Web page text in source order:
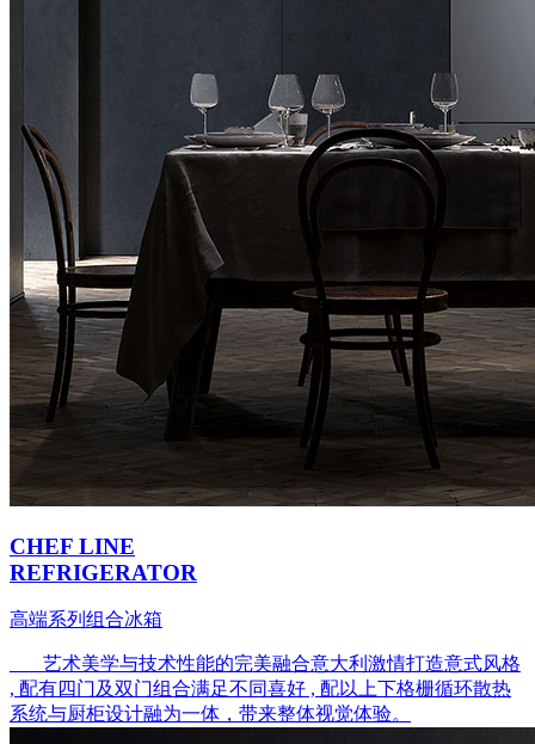
CHEF LINE
REFRIGERATOR
高端系列组合冰箱
艺术美学与技术性能的完美融合意大利激情打造意式风格
, 配有四门及双门组合满足不同喜好 , 配以上下格栅循环散热
系统与厨柜设计融为一体，带来整体视觉体验。